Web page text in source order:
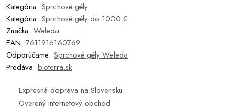
Kategória: Sprchové gély
Kategória: Sprchové gély do 1000 €
Značka: Weleda
EAN: 7611916160769
Odporúčame: Sprchové gély Weleda
Predáva: bioterra.sk
Expresná doprava na Slovensku
Overený internetový obchod